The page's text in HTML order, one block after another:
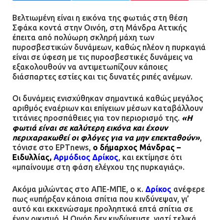
Βριλήσσια: Αυτοκίνητο έσπασε
τζαμαρία και μπήκε μέσα σε μαγαζί
13.07.2026 | 21:32
Η Οινόη αποκτά μια νέα, σύγχρονη
και ασφαλή παιδική χαρά
13.07.2026 | 21:21
Τηλεφωνικές απάτες με λεία
13.07.2026 | 20:44
Βελτιωμένη είναι η εικόνα της φωτιάς στη θέση
Σφάκα κοντά στην Οινόη, στη Μάνδρα Αττικής
έπειτα από πολύωρη σκληρή μάχη των
πυροσβεστικών δυνάμεων, καθώς πλέον η πυρκαγιά
είναι σε ύφεση με τις πυροσβεστικές δυνάμεις να
εξακολουθούν να αντιμετωπίζουν κάποιες
διάσπαρτες εστίες και τις δυνατές ριπές ανέμων.
Οι δυνάμεις ενισχύθηκαν σημαντικά καθώς μεγάλος
αριθμός εναέριων και επίγειων μέσων καταβάλλουν
τιτάνιες προσπάθειες για τον περιορισμό της. «Η
φωτιά είναι σε καλύτερη εικόνα και έχουν
περιχαρακωθεί οι φλόγες για να μην επεκταθούν»,
τόνισε στο ΕΡΤnews, ο δήμαρχος Μάνδρας –
Ειδυλλίας, Αρμόδιος Δρίκος, και εκτίμησε ότι
«μπαίνουμε στη φάση ελέγχου της πυρκαγιάς».
Ακόμα μιλώντας στο ΑΠΕ-ΜΠΕ, ο κ. Δρίκος ανέφερε
πως «υπήρξαν κάποια σπίτια που κινδύνεψαν, γι’
αυτό και εκκενώσαμε προληπτικά επτά σπίτια σε